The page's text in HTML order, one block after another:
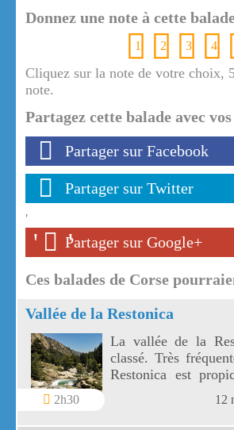
Donnez une note à cette
1 2 3 4
Cliquez sur la note de votre choix,
note.
Partagez cette balade avec
Partager sur Facebook
Partager sur Twitter
'
' '
Partager sur Google+
Ces balades de Corse
Vallée de la Restonica
2h30
La vallée de la
classé. Très
Restonica est
mais aussi à la
12